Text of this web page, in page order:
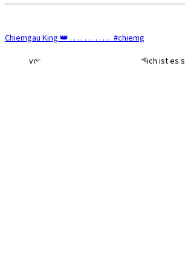
von daheim bis nach hause endlich ist es
Chiemgau King 👑 . . . . . . . . . . . . #chiemg